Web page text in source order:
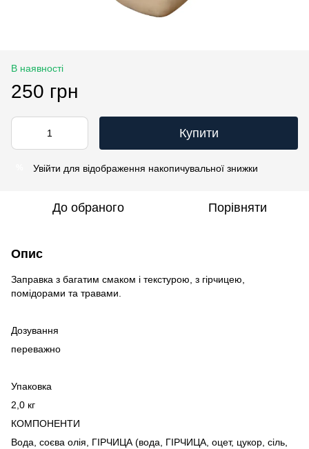
В наявності
250 грн
Купити
Увійти для відображення накопичувальної знижки
До обраного Порівняти
Опис
Заправка з багатим смаком і текстурою, з гірчицею,
помідорами та травами.
Дозування
переважно
Упаковка
2,0 кг
КОМПОНЕНТИ
Вода, соєва олія, ГІРЧИЦА (вода, ГІРЧИЦА, оцет, цукор, сіль,